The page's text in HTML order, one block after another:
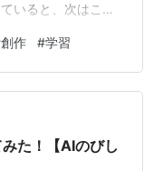
いると、次はこう
っとは上達できる
との方が多い気も
れたら良いね がん
創作 #学習
た！【AIのびし